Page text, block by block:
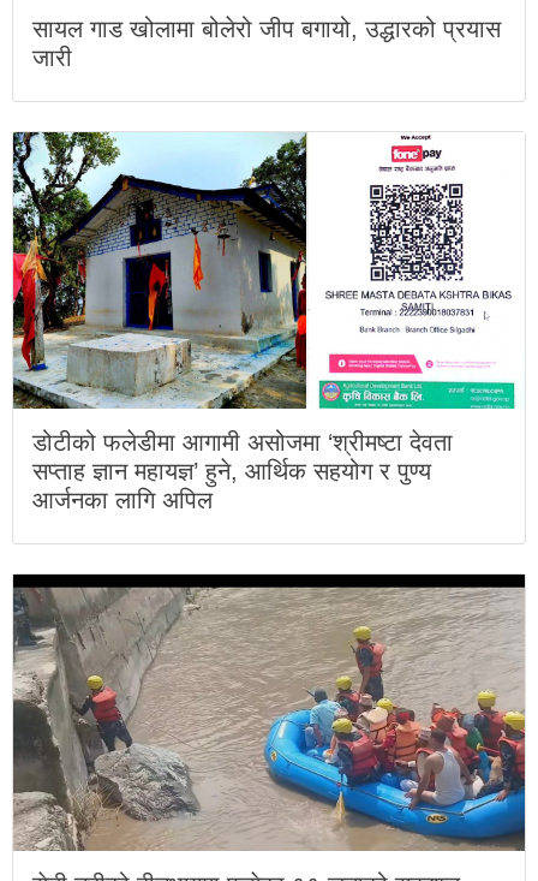
सायल गाड खोलामा बोलेरो जीप बगायो, उद्धारको प्रयास
जारी
डोटीको फलेडीमा आगामी असोजमा ‘श्रीमष्टा देवता
सप्ताह ज्ञान महायज्ञ’ हुने, आर्थिक सहयोग र पुण्य
आर्जनका लागि अपिल